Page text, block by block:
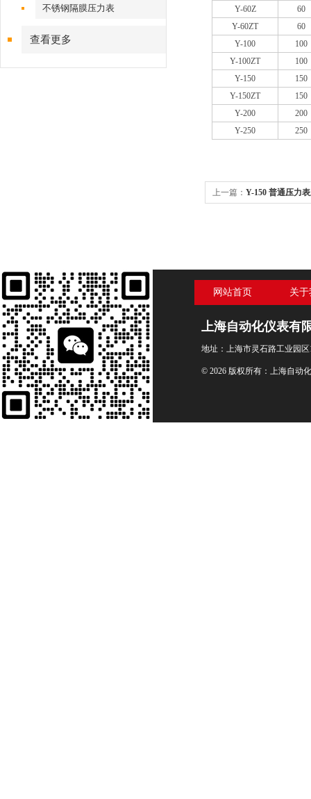
不锈钢隔膜压力表
查看更多
Y-60Z
60
Y-60ZT
60
Y-100
100
Y-100ZT
100
Y-150
150
Y-150ZT
150
Y-200
200
Y-250
250
上一篇： Y-150 普通压力
网站首页 关
上海自动化仪表有
地址：上海市灵石路工业园区
© 2026 版权所有：上海自动